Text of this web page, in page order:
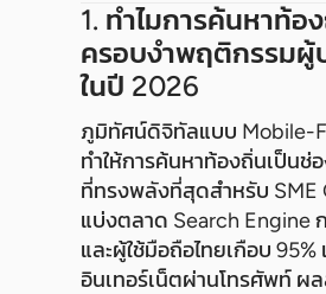
1. ทำไมการค้นหาท้อ
ครอบงำพฤติกรรมผู้
ในปี 2026
ภูมิทัศน์ดิจิทัลแบบ Mobile-
ทำให้การค้นหาท้องถิ่นเป็นช่
ที่ทรงพลังที่สุดสำหรับ SME
แบ่งตลาด Search Engine ก
และผู้ใช้มือถือไทยเกือบ 95%
อินเทอร์เน็ตผ่านโทรศัพท์ ผ